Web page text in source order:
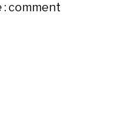
: comment